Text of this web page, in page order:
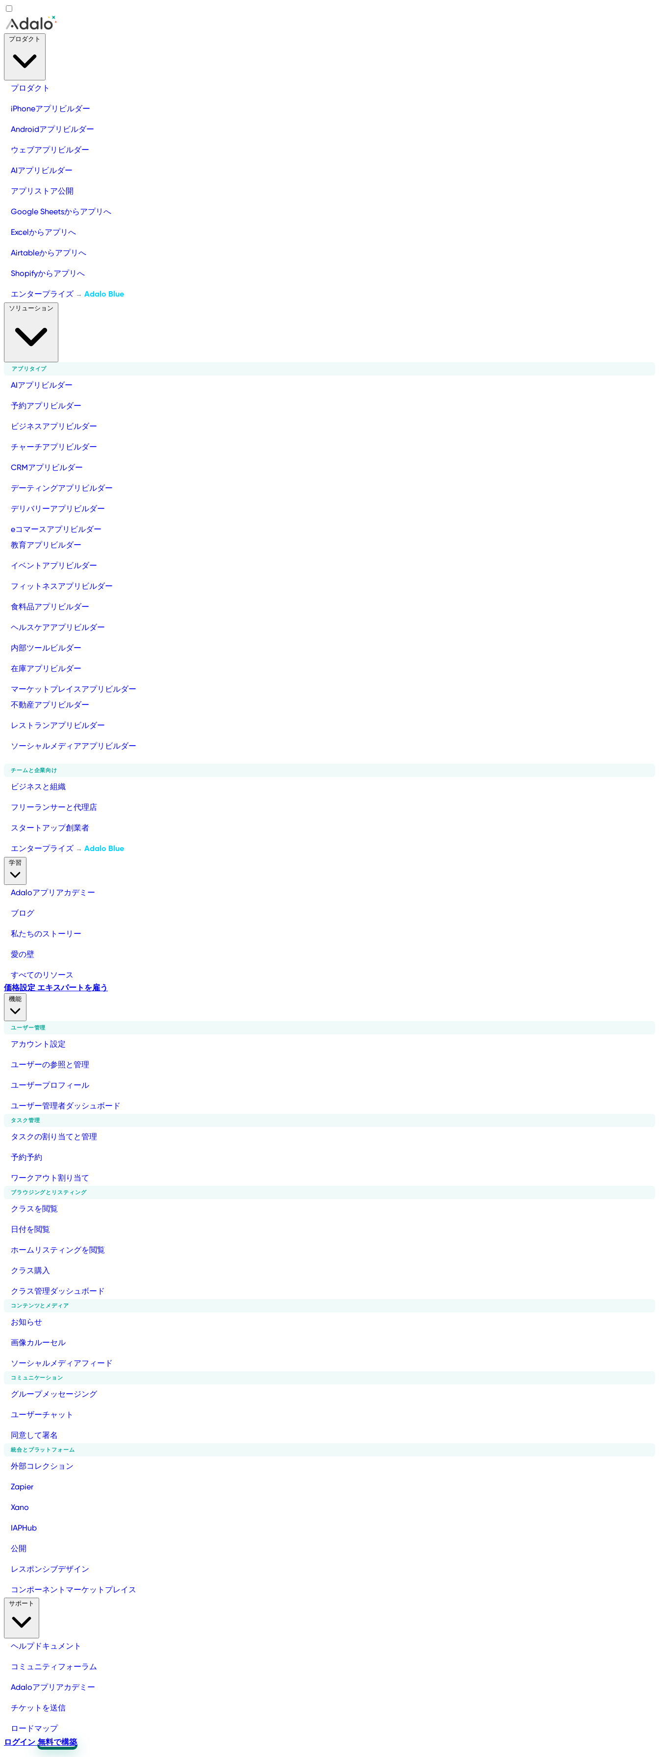
プロダクト
iPhoneアプリビルダー
Androidアプリビルダー
ウェブアプリビルダー
AIアプリビルダー
アプリストア公開
Google Sheetsからアプリへ
Excelからアプリへ
Airtableからアプリへ
Shopifyからアプリへ
エンタープライズ → Adalo Blue
アプリタイプ
AIアプリビルダー
予約アプリビルダー
ビジネスアプリビルダー
チャーチアプリビルダー
CRMアプリビルダー
デーティングアプリビルダー
デリバリーアプリビルダー
eコマースアプリビルダー
教育アプリビルダー
イベントアプリビルダー
フィットネスアプリビルダー
食料品アプリビルダー
ヘルスケアアプリビルダー
内部ツールビルダー
在庫アプリビルダー
マーケットプレイスアプリビルダー
不動産アプリビルダー
レストランアプリビルダー
ソーシャルメディアアプリビルダー
チームと企業向け
ビジネスと組織
フリーランサーと代理店
スタートアップ創業者
エンタープライズ → Adalo Blue
Adaloアプリアカデミー
ブログ
私たちのストーリー
愛の壁
すべてのリソース
価格設定 エキスパートを雇う
ユーザー管理
アカウント設定
ユーザーの参照と管理
ユーザープロフィール
ユーザー管理者ダッシュボード
タスク管理
タスクの割り当てと管理
予約予約
ワークアウト割り当て
ブラウジングとリスティング
クラスを閲覧
日付を閲覧
ホームリスティングを閲覧
クラス購入
クラス管理ダッシュボード
コンテンツとメディア
お知らせ
画像カルーセル
ソーシャルメディアフィード
コミュニケーション
グループメッセージング
ユーザーチャット
同意して署名
統合とプラットフォーム
外部コレクション
Zapier
Xano
IAPHub
公開
レスポンシブデザイン
コンポーネントマーケットプレイス
ヘルプドキュメント
コミュニティフォーラム
Adaloアプリアカデミー
チケットを送信
ロードマップ
ログイン 無料で構築